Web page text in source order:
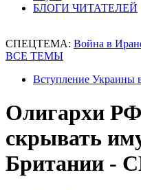
БЛОГИ ЧИТАТЕЛЕЙ
СПЕЦТЕМА: Война в
ВСЕ ТЕМЫ
Вступление Украины
Олигархи
скрывать
Британии -